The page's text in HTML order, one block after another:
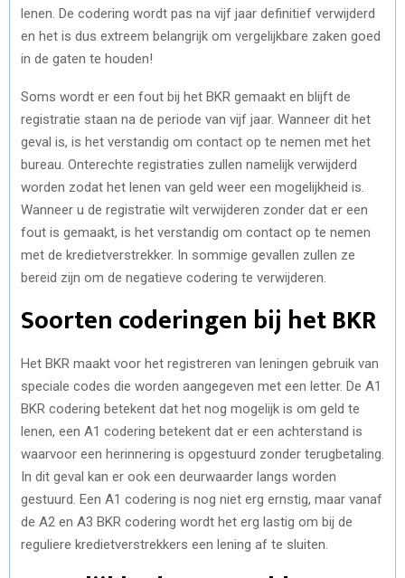
lenen. De codering wordt pas na vijf jaar definitief verwijderd
en het is dus extreem belangrijk om vergelijkbare zaken goed
in de gaten te houden!
Soms wordt er een fout bij het BKR gemaakt en blijft de
registratie staan na de periode van vijf jaar. Wanneer dit het
geval is, is het verstandig om contact op te nemen met het
bureau. Onterechte registraties zullen namelijk verwijderd
worden zodat het lenen van geld weer een mogelijkheid is.
Wanneer u de registratie wilt verwijderen zonder dat er een
fout is gemaakt, is het verstandig om contact op te nemen
met de kredietverstrekker. In sommige gevallen zullen ze
bereid zijn om de negatieve codering te verwijderen.
Soorten coderingen bij het BKR
Het BKR maakt voor het registreren van leningen gebruik van
speciale codes die worden aangegeven met een letter. De A1
BKR codering betekent dat het nog mogelijk is om geld te
lenen, een A1 codering betekent dat er een achterstand is
waarvoor een herinnering is opgestuurd zonder terugbetaling.
In dit geval kan er ook een deurwaarder langs worden
gestuurd. Een A1 codering is nog niet erg ernstig, maar vanaf
de A2 en A3 BKR codering wordt het erg lastig om bij de
reguliere kredietverstrekkers een lening af te sluiten.